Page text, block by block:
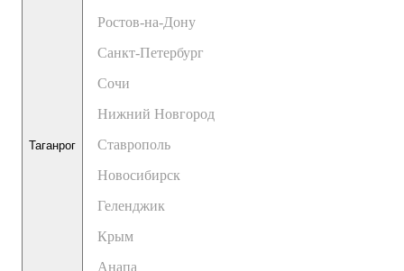
Таганрог
Ростов-на-Дону
Санкт-Петербург
Сочи
Нижний Новгород
Ставрополь
Новосибирск
Геленджик
Крым
Анапа